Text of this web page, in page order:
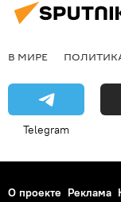
В МИРЕ
Telegram
О проекте Реклама